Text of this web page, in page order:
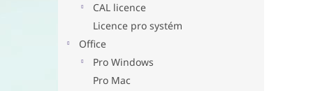
CAL licence
Licence pro systém
Office
Pro Windows
Pro Mac